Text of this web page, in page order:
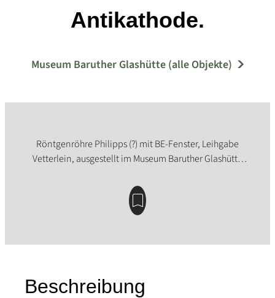
Antikathode.
Museum Baruther Glashütte (alle Objekte)
Beschreibung